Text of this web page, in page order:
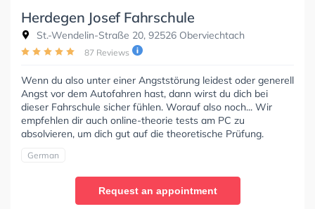
Herdegen Josef Fahrschule
St.-Wendelin-Straße 20, 92526 Oberviechtach
87 Reviews
Wenn du also unter einer Angststörung leidest oder generell
Angst vor dem Autofahren hast, dann wirst du dich bei
dieser Fahrschule sicher fühlen. Worauf also noch... Wir
empfehlen dir auch online-theorie tests am PC zu
absolvieren, um dich gut auf die theoretische Prüfung.
German
Request an appointment